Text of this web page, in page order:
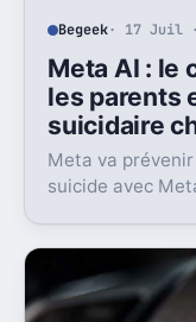
Begeek· 17 Juil
Meta AI : le
les parents
suicidaire
Meta va
suicide avec